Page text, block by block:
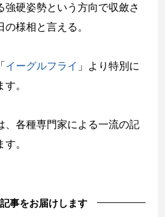
強硬姿勢という方向で収斂さ
様相と言える。
イーグルフライ 」より特別に
。
、各種専門家による一流の記
。
事をお届けします